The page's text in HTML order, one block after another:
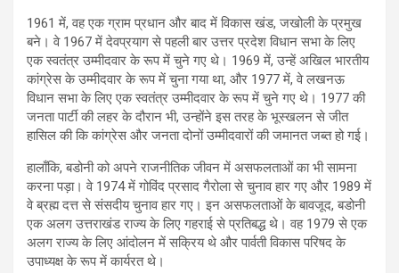
1961 में, वह एक ग्राम प्रधान और बाद में विकास खंड, जखोली के प्रमुख
बने। वे 1967 में देवप्रयाग से पहली बार उत्तर प्रदेश विधान सभा के लिए
एक स्वतंत्र उम्मीदवार के रूप में चुने गए थे। 1969 में, उन्हें अखिल भारतीय
कांग्रेस के उम्मीदवार के रूप में चुना गया था, और 1977 में, वे लखनऊ
विधान सभा के लिए एक स्वतंत्र उम्मीदवार के रूप में चुने गए थे। 1977 की
जनता पार्टी की लहर के दौरान भी, उन्होंने इस तरह के भूस्खलन से जीत
हासिल की कि कांग्रेस और जनता दोनों उम्मीदवारों की जमानत जब्त हो गई।
हालाँकि, बडोनी को अपने राजनीतिक जीवन में असफलताओं का भी सामना
करना पड़ा। वे 1974 में गोविंद प्रसाद गैरोला से चुनाव हार गए और 1989 में
वे ब्रह्म दत्त से संसदीय चुनाव हार गए। इन असफलताओं के बावजूद, बडोनी
एक अलग उत्तराखंड राज्य के लिए गहराई से प्रतिबद्ध थे। वह 1979 से एक
अलग राज्य के लिए आंदोलन में सक्रिय थे और पार्वती विकास परिषद के
उपाध्यक्ष के रूप में कार्यरत थे।